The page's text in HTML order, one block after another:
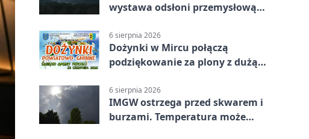
wystawa odsłoni przemysłową
6 sierpnia 2026
Dożynki w Mircu połączą
podziękowanie za plony z dużą
6 sierpnia 2026
IMGW ostrzega przed skwarem i
burzami. Temperatura może